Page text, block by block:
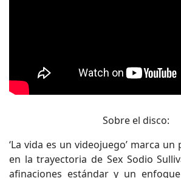
Sobre el disco:
‘La vida es un videojuego’ marca
en la trayectoria de Sex Sodio
afinaciones estándar y un